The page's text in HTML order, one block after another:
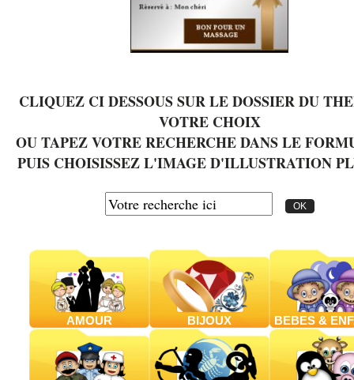
CLIQUEZ CI DESSOUS SUR LE DOSSIER DU
VOTRE CHOIX
OU TAPEZ VOTRE RECHERCHE DANS LE
PUIS CHOISISSEZ L'IMAGE D'ILLUSTRATION
AMOUR BIJOUX BEBES &